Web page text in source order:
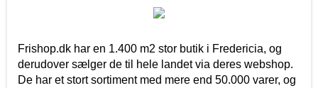
Frishop.dk har en 1.400 m2 stor butik i Fredericia, og
derudover sælger de til hele landet via deres webshop.
De har et stort sortiment med mere end 50.000 varer, og